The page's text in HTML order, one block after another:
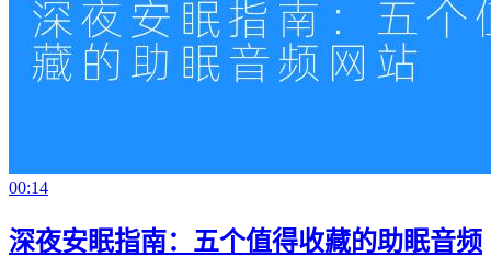
00:14
深夜安眠指南：五个值得收藏的助眠音频